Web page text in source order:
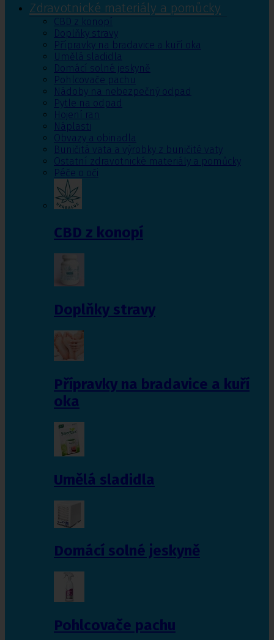
Zdravotnické materiály a pomůcky
CBD z konopí
Doplňky stravy
Přípravky na bradavice a kuří oka
Umělá sladidla
Domácí solné jeskyně
Pohlcovače pachu
Nádoby na nebezpečný odpad
Pytle na odpad
Hojení ran
Náplasti
Obvazy a obinadla
Buničitá vata a výrobky z buničité vaty
Ostatní zdravotnické materiály a pomůcky
Péče o oči
CBD z konopí
Doplňky stravy
Přípravky na bradavice a kuří
oka
Umělá sladidla
Domácí solné jeskyně
Pohlcovače pachu